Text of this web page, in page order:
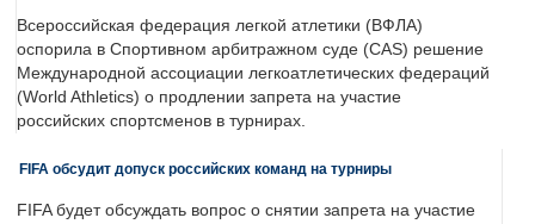
Всероссийская федерация легкой атлетики (ВФЛА)
оспорила в Спортивном арбитражном суде (CAS) решение
Международной ассоциации легкоатлетических федераций
(World Athletics) о продлении запрета на участие
российских спортсменов в турнирах.
FIFA обсудит допуск российских команд на турниры
FIFA будет обсуждать вопрос о снятии запрета на участие